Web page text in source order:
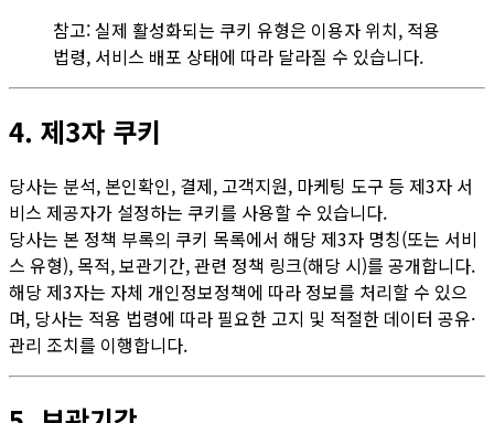
참고: 실제 활성화되는 쿠키 유형은 이용자 위치, 적용
법령, 서비스 배포 상태에 따라 달라질 수 있습니다.
4. 제3자 쿠키
당사는 분석, 본인확인, 결제, 고객지원, 마케팅 도구 등 제3자 서
비스 제공자가 설정하는 쿠키를 사용할 수 있습니다.
당사는 본 정책 부록의 쿠키 목록에서 해당 제3자 명칭(또는 서비
스 유형), 목적, 보관기간, 관련 정책 링크(해당 시)를 공개합니다.
해당 제3자는 자체 개인정보정책에 따라 정보를 처리할 수 있으
며, 당사는 적용 법령에 따라 필요한 고지 및 적절한 데이터 공유·
관리 조치를 이행합니다.